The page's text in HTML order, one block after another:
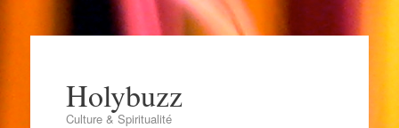
Holybuzz
Culture & Spiritualité